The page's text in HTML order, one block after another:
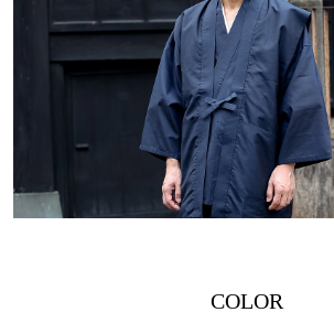
COLOR